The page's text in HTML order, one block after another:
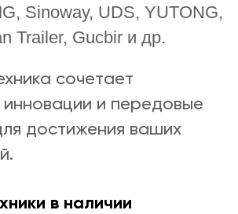
Sinoway, UDS, YUTONG,
Trailer, Gucbir и др.
сочетает
и передовые
достижения ваших
в наличии